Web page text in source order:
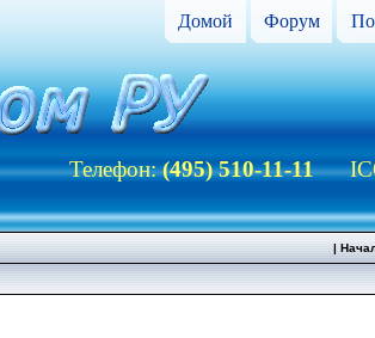
Домой Форум
Телефон:(495) 510-11-11
|